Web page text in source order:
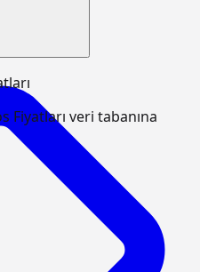
Fiyatları veri tabanına